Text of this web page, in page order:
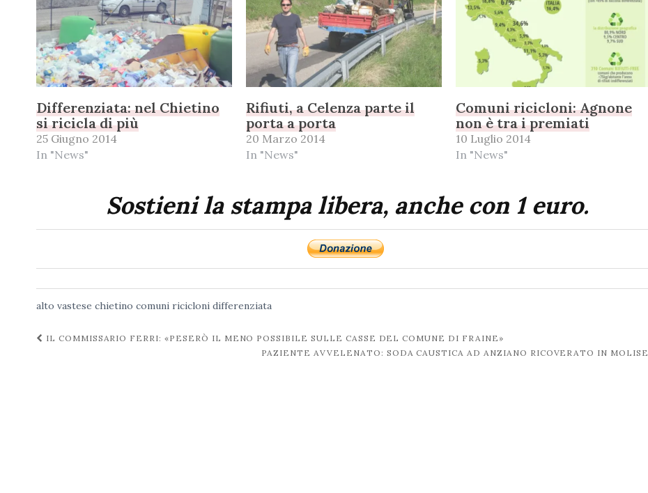
Differenziata: nel Chietino
si ricicla di più
25 Giugno 2014
In "News"
Rifiuti, a Celenza parte il
porta a porta
20 Marzo 2014
In "News"
Comuni ricicloni: Agnone
non è tra i premiati
10 Luglio 2014
In "News"
Sostieni la stampa libera, anche con 1 euro.
alto vastese chietino comuni ricicloni differenziata
Navigazione
IL COMMISSARIO FERRI: «PESERÒ IL MENO POSSIBILE SULLE CASSE DEL COMUNE DI FRAINE»
PAZIENTE AVVELENATO: SODA CAUSTICA AD ANZIANO RICOVERATO IN MOLISE